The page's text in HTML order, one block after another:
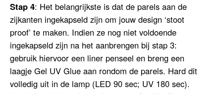
Stap 4: Het belangrijkste is dat de parels aan de
zijkanten ingekapseld zijn om jouw design ‘stoot
proof’ te maken. Indien ze nog niet voldoende
ingekapseld zijn na het aanbrengen bij stap 3:
gebruik hiervoor een liner penseel en breng een
laagje Gel UV Glue aan rondom de parels. Hard dit
volledig uit in de lamp (LED 90 sec; UV 180 sec).